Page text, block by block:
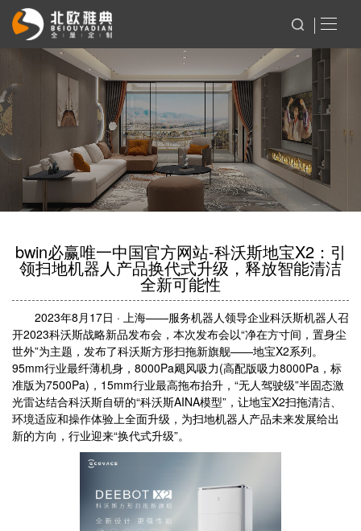
bwin必赢唯一中国官方网站-科沃斯地宝X2：引
领扫地机器人产品换代式升级，释放智能清洁
全新可能性
2023年8月17日 · 上海——服务机器人领导企业科沃斯机器人召
开2023科沃斯战略新品发布会，本次发布会以“净在方寸间，置身尘
世外”为主题，发布了科沃斯方形扫拖新旗舰——地宝X2系列。
95mm行业最纤薄机身，8000Pa飓风吸力(高配版吸力8000Pa，标
准版为7500Pa)，15mm行业最高拖布抬升，“无人驾驶级”半固态激
光雷达结合科沃斯自研的“科沃斯AINA模型”，让地宝X2扫拖清洁、
环境适应和操作体验上全面升级，为扫地机器人产品未来发展给出
新的方向，行业迎来“换代式升级”。